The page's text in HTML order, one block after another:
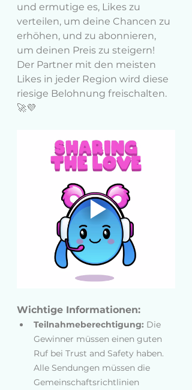
und ermutige es, Likes zu
verteilen, um deine Chancen zu
erhöhen, und zu abonnieren,
um deinen Preis zu steigern!
Der Partner mit den meisten
Likes in jeder Region wird diese
riesige Belohnung freischalten.
🚀💜
Wichtige Informationen:
Teilnahmeberechtigung: Die
Gewinner müssen einen guten
Ruf bei Trust and Safety haben.
Alle Sendungen müssen die
Gemeinschaftsrichtlinien